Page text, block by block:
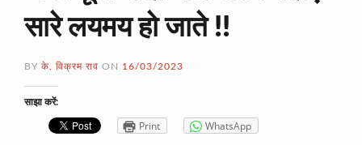
सारे लयमय हो जाते !!
BY के. विक्रम राव ON 16/03/2023
साझा करें:
Print WhatsApp